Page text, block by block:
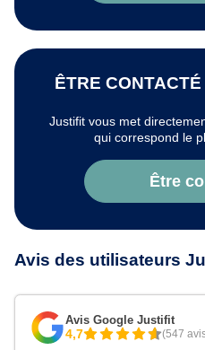
ÊTRE
Justifit vous met
qui correspond le
Être
Avis des utilisateurs
Avis Google Justifit
4,7 (547